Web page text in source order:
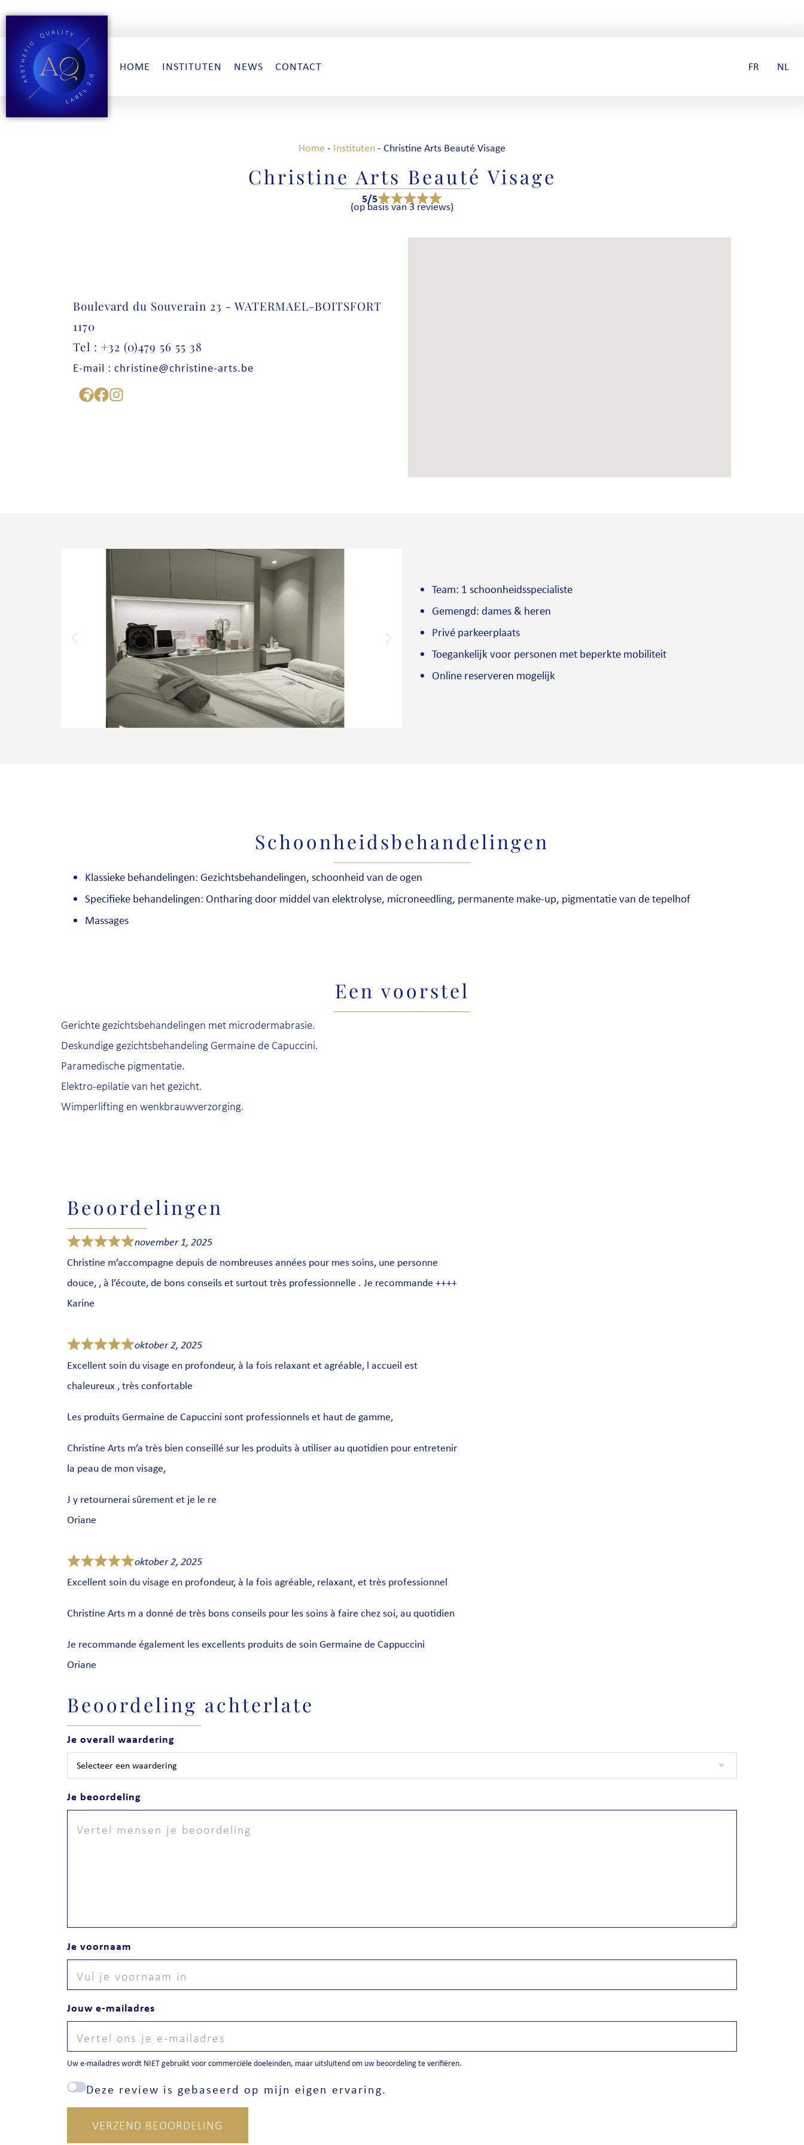
HOME INSTITUTEN NEWS CONTACT FR NL
Home - Instituten- Christine Arts Beauté Visage
Christine Arts Beauté Visage
5/5
(op basis van 3 reviews)
Boulevard du Souverain 23 - WATERMAEL-BOITSFORT
1170
Tel : +32 (0)479 56 55 38
E-mail : christine@christine-arts.be
Team: 1 schoonheidsspecialiste
Gemengd: dames & heren
Privé parkeerplaats
Toegankelijk voor personen met beperkte mobiliteit
Online reserveren mogelijk
Schoonheidsbehandelingen
Klassieke behandelingen: Gezichtsbehandelingen, schoonheid van de ogen
Specifieke behandelingen: Ontharing door middel van elektrolyse, microneedling, permanente make-up, pigmentatie van de tepelhof
Massages
Een voorstel
Gerichte gezichtsbehandelingen met microdermabrasie.
Deskundige gezichtsbehandeling Germaine de Capuccini.
Paramedische pigmentatie.
Elektro-epilatie van het gezicht.
Wimperlifting en wenkbrauwverzorging.
Beoordelingen
november 1, 2025
Christine m’accompagne depuis de nombreuses années pour mes soins, une personne
douce, , à l’écoute, de bons conseils et surtout très professionnelle . Je recommande ++++
Karine
oktober 2, 2025
Excellent soin du visage en profondeur, à la fois relaxant et agréable, l accueil est
chaleureux , très confortable
Les produits Germaine de Capuccini sont professionnels et haut de gamme,
Christine Arts m’a très bien conseillé sur les produits à utiliser au quotidien pour entretenir
la peau de mon visage,
J y retournerai sûrement et je le re
Oriane
oktober 2, 2025
Excellent soin du visage en profondeur, à la fois agréable, relaxant, et très professionnel
Christine Arts m a donné de très bons conseils pour les soins à faire chez soi, au quotidien
Je recommande également les excellents produits de soin Germaine de Cappuccini
Oriane
Beoordeling achterlate
Je overall waardering
Je beoordeling
Je voornaam
Jouw e-mailadres
Uw e-mailadres wordt NIET gebruikt voor commerciële doeleinden, maar uitsluitend om uw beoordeling te verifiëren.
Deze review is gebaseerd op mijn eigen ervaring.
VERZEND BEOORDELING